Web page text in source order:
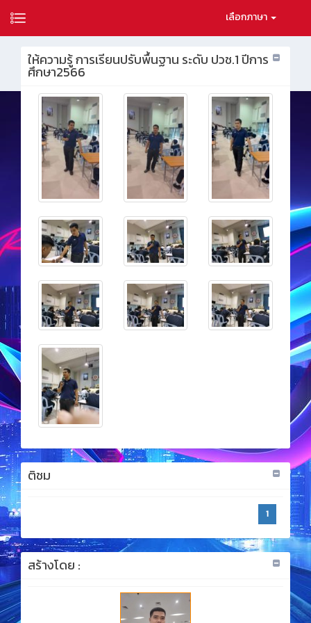
เลือกภาษา
ให้ความรู้ การเรียนปรับพื้นฐาน ระดับ ปวช.1 ปีการ
ศึกษา2566
ติชม
1
สร้างโดย :